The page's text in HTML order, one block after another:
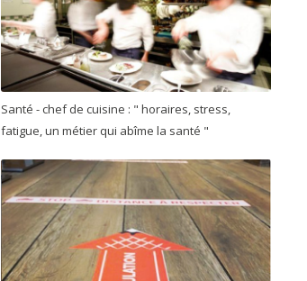
Santé - chef de cuisine : " horaires, stress,
fatigue, un métier qui abîme la santé "